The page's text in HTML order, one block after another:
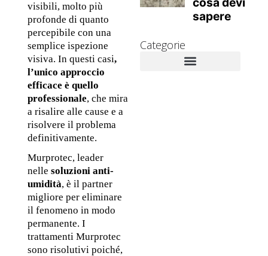
visibili, molto più
profonde di quanto
percepibile con una
semplice ispezione
visiva. In questi casi,
l’unico approccio
efficace è quello
professionale, che mira
a risalire alle cause e a
risolvere il problema
definitivamente.
Murprotec, leader
nelle soluzioni anti-
umidità, è il partner
migliore per eliminare
il fenomeno in modo
permanente. I
trattamenti Murprotec
sono risolutivi poiché,
Categorie